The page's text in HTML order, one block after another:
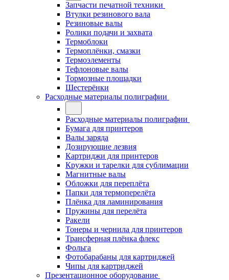
Запчасти печатной техники
Втулки резинового вала
Резиновые валы
Ролики подачи и захвата
Термоблоки
Термоплёнки, смазки
Термоэлементы
Тефлоновые валы
Тормозные площадки
Шестерёнки
Расходные материалы полиграфии
Расходные материалы полиграфии
Бумага для принтеров
Валы заряда
Дозирующие лезвия
Картриджи для принтеров
Кружки и тарелки для сублимации
Магнитные валы
Обложки для переплёта
Папки для термоперелёта
Плёнка для ламинирования
Пружины для перелёта
Ракели
Тонеры и чернила для принтеров
Трансферная плёнка флекс
Фольга
Фотобарабаны для картриджей
Чипы для картриджей
Презентационное оборудование